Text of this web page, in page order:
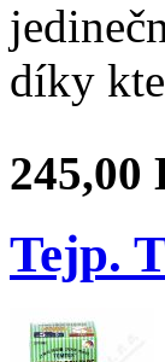
díky
245,00
Tejp.